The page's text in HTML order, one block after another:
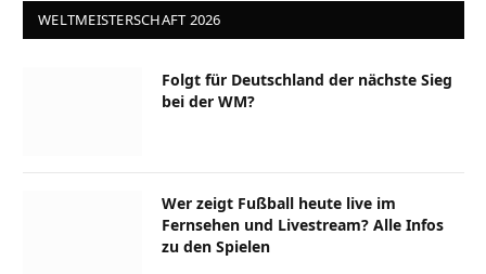
WELTMEISTERSCHAFT 2026
Folgt für Deutschland der nächste Sieg
bei der WM?
Wer zeigt Fußball heute live im
Fernsehen und Livestream? Alle Infos
zu den Spielen